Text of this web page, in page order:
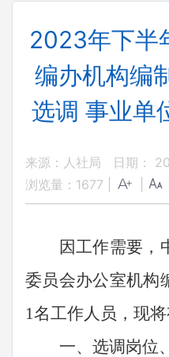
2023年下半
编办机构编
选调 事业单
来源：人社局
日期：
浏览量： 1677
因工作需要，
委员会办公室机构
1名工作人员，现
一、选调岗位、